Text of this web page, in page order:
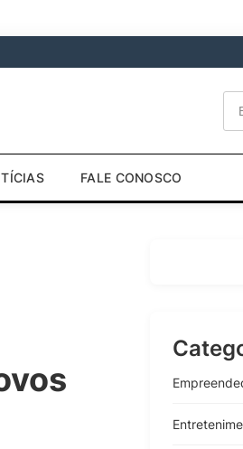
FALE CONOSCO